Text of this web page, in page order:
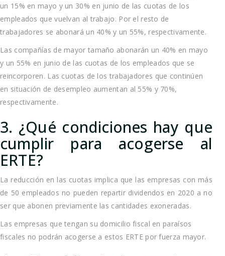
un 15% en mayo y un 30% en junio de las cuotas de los
empleados que vuelvan al trabajo. Por el resto de
trabajadores se abonará un 40% y un 55%, respectivamente.
Las compañías de mayor tamaño abonarán un 40% en mayo
y un 55% en junio de las cuotas de los empleados que se
reincorporen. Las cuotas de los trabajadores que continúen
en situación de desempleo aumentan al 55% y 70%,
respectivamente.
3. ¿Qué condiciones hay que
cumplir para acogerse al
ERTE?
La reducción en las cuotas implica que las empresas con más
de 50 empleados no pueden repartir dividendos en 2020 a no
ser que abonen previamente las cantidades exoneradas.
Las empresas que tengan su domicilio fiscal en paraísos
fiscales no podrán acogerse a estos ERTE por fuerza mayor.